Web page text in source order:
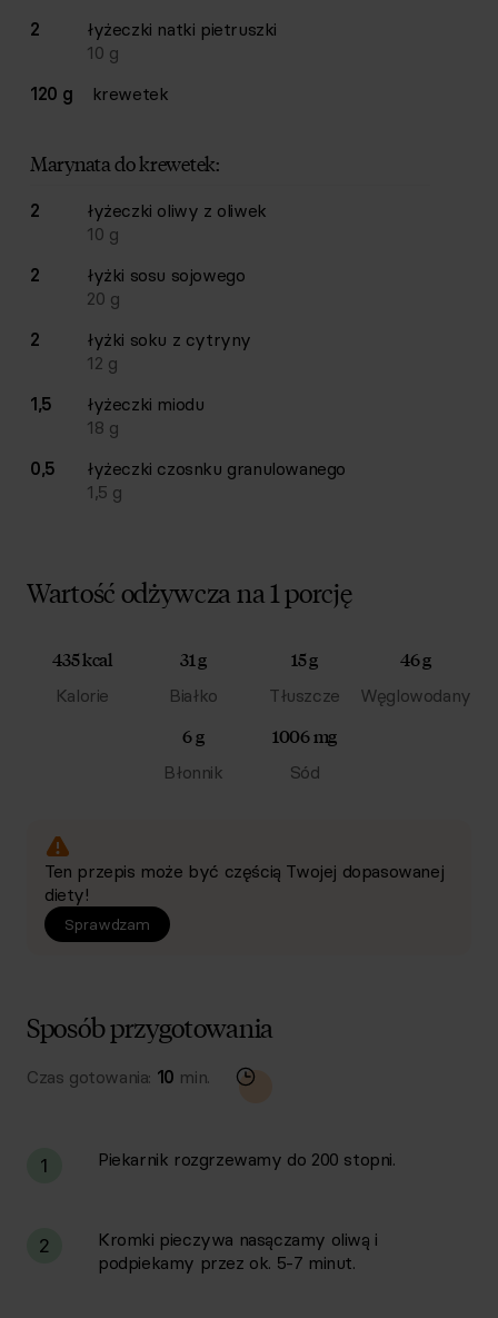
2
łyżeczki natki pietruszki
10 g
120 g
krewetek
Marynata do krewetek:
2 łyżeczki oliwy z oliwek
10 g
2
łyżki sosu sojowego
20 g
2
łyżki soku z cytryny
12 g
1,5
łyżeczki miodu
18 g
0,5
łyżeczki czosnku granulowanego
1,5 g
Wartość odżywcza na 1 porcję
435 kcal
Kalorie
31 g
Białko
15 g
Tłuszcze
46 g
Węglowodany
6 g
Błonnik
1006 mg
Sód
Ten przepis może być częścią Twojej dopasowanej
diety!
Sprawdzam
Sposób przygotowania
Czas gotowania: 10 min.
1 Piekarnik rozgrzewamy do 200 stopni.
2
Kromki pieczywa nasączamy oliwą i
podpiekamy przez ok. 5-7 minut.